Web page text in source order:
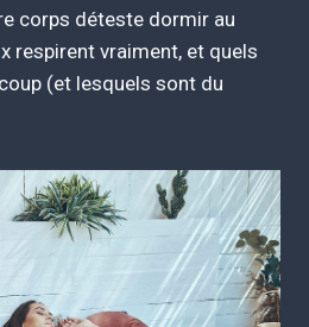
corps déteste dormir au
respirent vraiment, et quels
(et lesquels sont du